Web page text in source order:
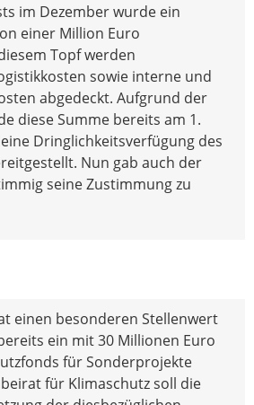
im Dezember wurde ein
einer Million Euro
Topf werden
sowie interne und
abgedeckt. Aufgrund der
diese Summe bereits am 1.
Dringlichkeitsverfügung des
Nun gab auch der
seine Zustimmung zu
einen besonderen Stellenwert
ein mit 30 Millionen Euro
für Sonderprojekte
für Klimaschutz soll die